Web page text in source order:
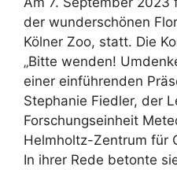
der wunderschönen
Kölner Zoo, statt. Die
„Bitte wenden!
einer einführenden
Stephanie Fiedler, der
Forschungseinheit
Helmholtz-Zentrum für
In ihrer Rede betonte